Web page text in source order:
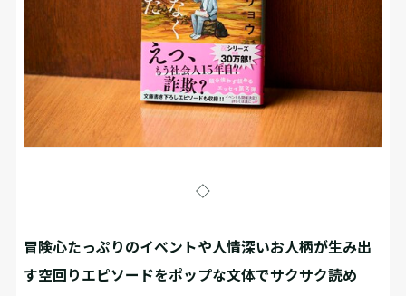
◇
冒険心たっぷりのイベントや人情深いお人柄が生み出
す空回りエピソードをポップな文体でサクサク読め